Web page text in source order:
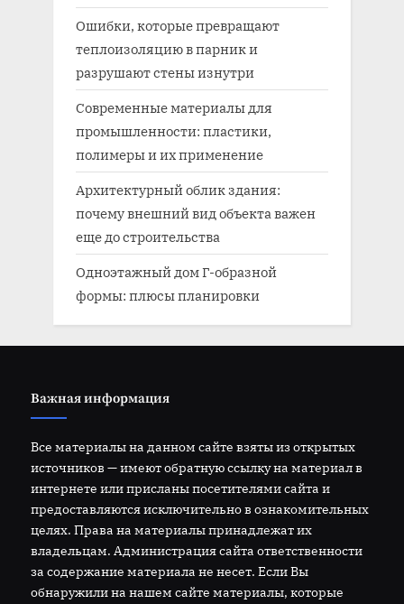
Ошибки, которые превращают
теплоизоляцию в парник и
разрушают стены изнутри
Современные материалы для
промышленности: пластики,
полимеры и их применение
Архитектурный облик здания:
почему внешний вид объекта важен
еще до строительства
Одноэтажный дом Г-образной
формы: плюсы планировки
Важная информация
Все материалы на данном сайте взяты из открытых
источников — имеют обратную ссылку на материал в
интернете или присланы посетителями сайта и
предоставляются исключительно в ознакомительных
целях. Права на материалы принадлежат их
владельцам. Администрация сайта ответственности
за содержание материала не несет. Если Вы
обнаружили на нашем сайте материалы, которые